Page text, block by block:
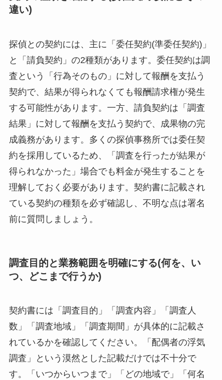
違い)
探偵との契約には、主に「委任契約(準委任契約)」
と「請負契約」の2種類があります。委任契約は調
査という「行為そのもの」に対して報酬を支払う
契約で、結果が得られなくても報酬請求権が発生
する可能性があります。一方、請負契約は「調査
結果」に対して報酬を支払う契約で、成果物の完
成義務があります。多くの探偵事務所では委任契
約を採用しているため、「調査を行ったが結果が
得られなかった」場合でも料金が発生することを
理解しておく必要があります。契約書に記載され
ている契約の種類を必ず確認し、不明な点は署名
前に質問しましょう。
調査目的と業務範囲を明確にする(何を、い
つ、どこまで行うか)
契約書には「調査目的」「調査内容」「調査人
数」「調査地域」「調査期間」が具体的に記載さ
れているかを確認してください。「配偶者の浮気
調査」という漠然とした記載だけでは不十分で
す。「いつからいつまで」「どの地域で」「何名